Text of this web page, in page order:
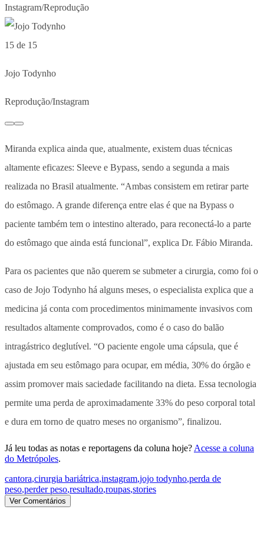
Instagram/Reprodução
15 de 15
Jojo Todynho
Reprodução/Instagram
Miranda explica ainda que, atualmente, existem duas técnicas
altamente eficazes: Sleeve e Bypass, sendo a segunda a mais
realizada no Brasil atualmente. “Ambas consistem em retirar parte
do estômago. A grande diferença entre elas é que na Bypass o
paciente também tem o intestino alterado, para reconectá-lo a parte
do estômago que ainda está funcional”, explica Dr. Fábio Miranda.
Para os pacientes que não querem se submeter a cirurgia, como foi o
caso de Jojo Todynho há alguns meses, o especialista explica que a
medicina já conta com procedimentos minimamente invasivos com
resultados altamente comprovados, como é o caso do balão
intragástrico deglutível. “O paciente engole uma cápsula, que é
ajustada em seu estômago para ocupar, em média, 30% do órgão e
assim promover mais saciedade facilitando na dieta. Essa tecnologia
permite uma perda de aproximadamente 33% do peso corporal total
e dura em torno de quatro meses no organismo”, finalizou.
Já leu todas as notas e reportagens da coluna hoje? Acesse a coluna
do Metrópoles.
cantora,cirurgia bariátrica,instagram,jojo todynho,perda de
peso,perder peso,resultado,roupas,stories
Ver Comentários